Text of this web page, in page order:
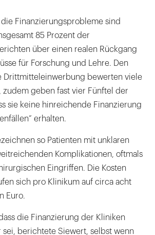
die Finanzierungsprobleme sind
85 Prozent der
über einen realen Rückgang
für Forschung und Lehre. Den
Drittmitteleinwerbung bewerten viele
zudem geben fast vier Fünftel der
sie keine hinreichende Finanzierung
erhalten.
so Patienten mit unklaren
Komplikationen, oftmals
Eingriffen. Die Kosten
sich pro Klinikum auf circa acht
Euro.
die Finanzierung der Kliniken
sei, berichtete Siewert, selbst wenn